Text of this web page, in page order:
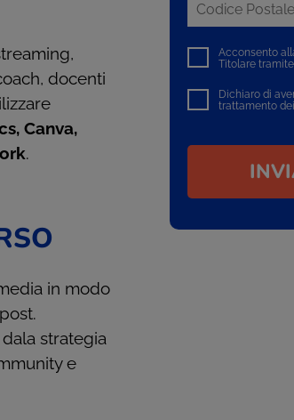
docenti
Canva,
.
in modo
strategia
e
Acconsento
Titolare
Dichiaro di
trattamento